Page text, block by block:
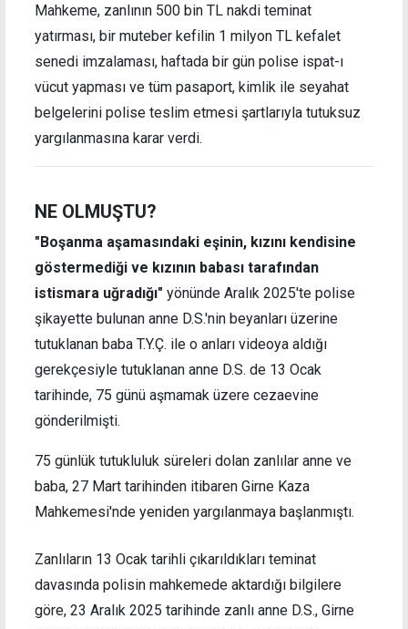
Mahkeme, zanlının 500 bin TL nakdi teminat
yatırması, bir muteber kefilin 1 milyon TL kefalet
senedi imzalaması, haftada bir gün polise ispat-ı
vücut yapması ve tüm pasaport, kimlik ile seyahat
belgelerini polise teslim etmesi şartlarıyla tutuksuz
yargılanmasına karar verdi.
NE OLMUŞTU?
"Boşanma aşamasındaki eşinin, kızını kendisine
göstermediği ve kızının babası tarafından
istismara uğradığı" yönünde Aralık 2025'te polise
şikayette bulunan anne D.S.'nin beyanları üzerine
tutuklanan baba T.Y.Ç. ile o anları videoya aldığı
gerekçesiyle tutuklanan anne D.S. de 13 Ocak
tarihinde, 75 günü aşmamak üzere cezaevine
gönderilmişti.
75 günlük tutukluluk süreleri dolan zanlılar anne ve
baba, 27 Mart tarihinden itibaren Girne Kaza
Mahkemesi'nde yeniden yargılanmaya başlanmıştı.
Zanlıların 13 Ocak tarihli çıkarıldıkları teminat
davasında polisin mahkemede aktardığı bilgilere
göre, 23 Aralık 2025 tarihinde zanlı anne D.S., Girne